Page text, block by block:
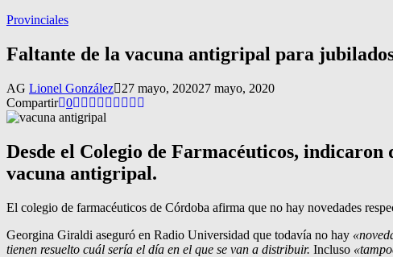
Provinciales
Faltante de la vacuna antigripal para
AG Lionel González 27 mayo, 202027 mayo, 2020
Compartir 0
Desde el Colegio de Farmacéuticos,
vacuna antigripal.
El colegio de farmacéuticos de Córdoba afirma que no hay novedades
Georgina Giraldi aseguró en Radio Universidad que todavía no hay
tienen resuelto cuál sería el día en el que se van a distribuir. Incluso